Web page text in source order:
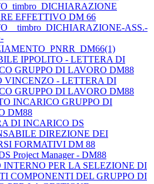
EFFETTIVO DM 66
ASS.-
IPPOLITO - LETTERA DI
GRUPPO DI LAVORO DM88
VINCENZO - LETTERA DI
GRUPPO DI LAVORO DM88
INCARICO GRUPPO DI
DM88
DI INCARICO DS
DIREZIONE DEI
FORMATIVI DM 88
Project Manager - DM88
INTERNO PER LA SELEZIONE DI
COMPONENTI DEL GRUPPO DI